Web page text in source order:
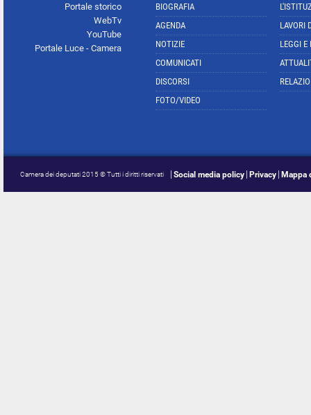
Portale storico
WebTv
YouTube
Portale Luce - Camera
BIOGRAFIA
AGENDA
NOTIZIE
COMUNICATI
DISCORSI
FOTO/VIDEO
LAVORI
LEGGI E
Camera dei deputati 2015 © Tutti i diritti riservati Social media policy Privacy Mappa